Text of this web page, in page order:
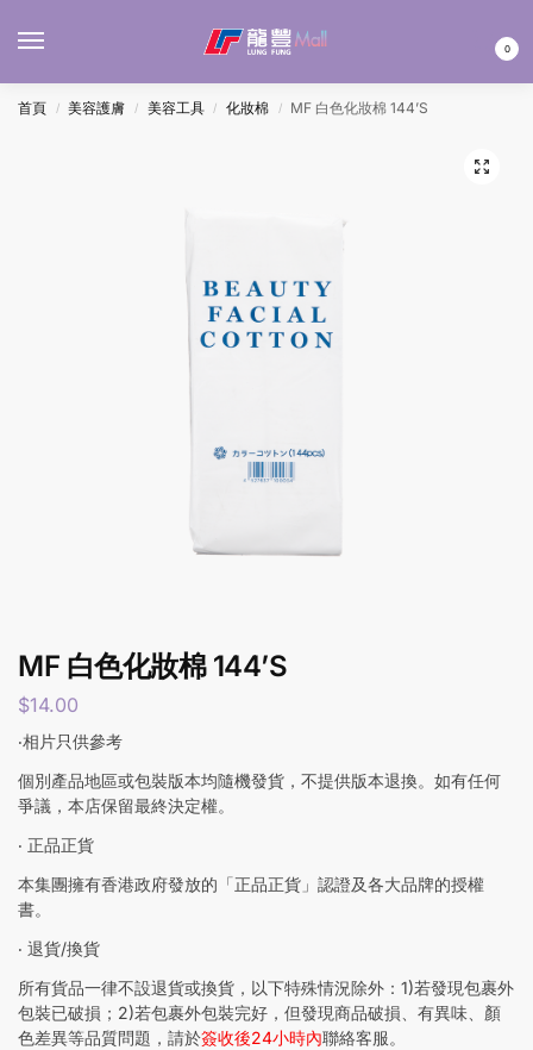
0
首頁 / 美容護膚 / 美容工具 / 化妝棉 / MF 白色化妝棉 144’S
MF 白色化妝棉 144’S
$14.00
‧相片只供參考
個別產品地區或包裝版本均隨機發貨，不提供版本退換。如有任何
爭議，本店保留最終決定權。
‧ 正品正貨
本集團擁有香港政府發放的「正品正貨」認證及各大品牌的授權
書。
‧ 退貨/換貨
所有貨品一律不設退貨或換貨，以下特殊情況除外：1)若發現包裹外
包裝已破損；2)若包裹外包裝完好，但發現商品破損、有異味、顏
色差異等品質問題，請於簽收後24小時內聯絡客服。